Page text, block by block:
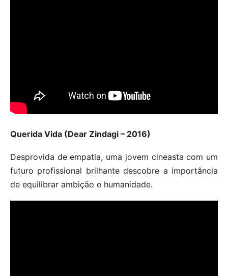
Querida Vida (Dear Zindagi – 2016)
Desprovida de empatia, uma jovem cineasta com um
futuro profissional brilhante descobre a importância
de equilibrar ambição e humanidade.